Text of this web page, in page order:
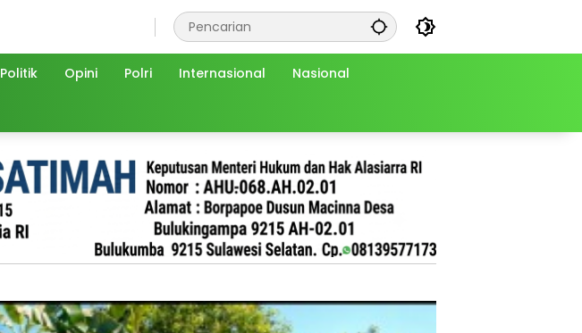
Politik Opini Polri Internasional Nasional